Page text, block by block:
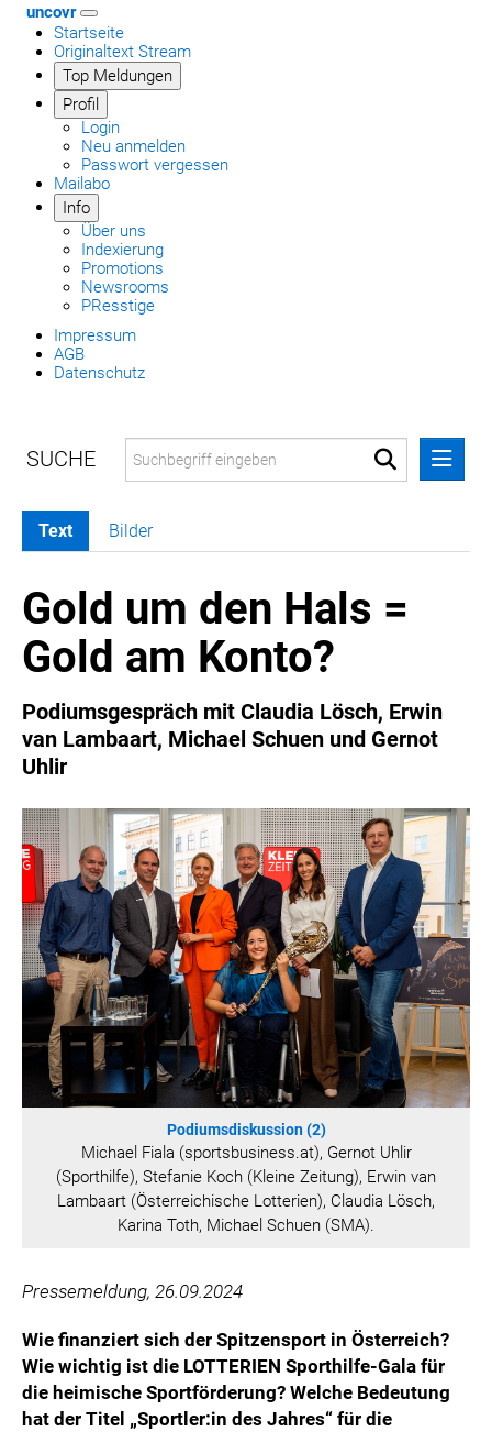
uncovr
Startseite
Originaltext Stream
Top Meldungen
Profil
Login
Neu anmelden
Passwort vergessen
Mailabo
Info
Über uns
Indexierung
Promotions
Newsrooms
PResstige
Impressum
AGB
Datenschutz
MELDUNGEN
COCA-COLA
RÖMERQUELLE
ÖSTERREICHISCHE SPORTHILFE
KESCH
BARFLY'S CLUB
CULINARIUS
RECYCLEMICH-INITIATIVE
VIER HOCH VIER
ALFIES
HANNERSBERG
WILHELM-EXNER-MEDAILLEN STIFTUNG
ADMIRAL SPORTWETTEN
EWP RECYCLING PFAND ÖSTERREICH
ANNEMARIE CHARITY
TRÄGERVEREIN EINWEGPFAND
SPECIAL OLYMPICS ÖSTERREICH
LOGOS
PRESSEKONTAKT
Text Bilder
Gold um den Hals =
Gold am Konto?
Podiumsgespräch mit Claudia Lösch, Erwin
van Lambaart, Michael Schuen und Gernot
Uhlir
Podiumsdiskussion (2)
Michael Fiala (sportsbusiness.at), Gernot Uhlir
(Sporthilfe), Stefanie Koch (Kleine Zeitung), Erwin van
Lambaart (Österreichische Lotterien), Claudia Lösch,
Karina Toth, Michael Schuen (SMA).
Pressemeldung, 26.09.2024
Wie finanziert sich der Spitzensport in Österreich?
Wie wichtig ist die LOTTERIEN Sporthilfe-Gala für
die heimische Sportförderung? Welche Bedeutung
hat der Titel „Sportler:in des Jahres“ für die